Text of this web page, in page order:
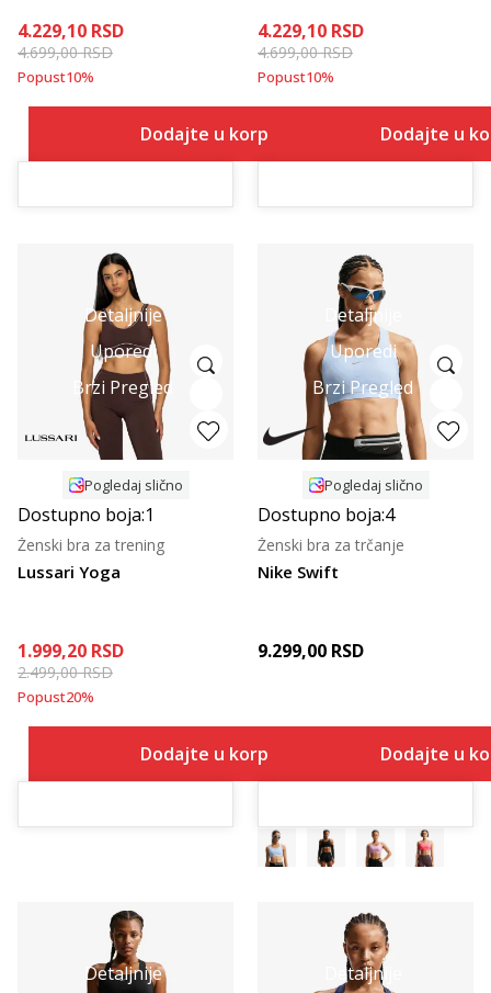
4.229,10 RSD
4.699,00RSD
Popust10%
Dodajte u korpu
4.229,10 RSD
4.699,00RSD
Popust10%
Dodajte u
Detaljnije
Uporedi
Brzi Pregled
Pogledaj slično
Dostupno boja:1
Lussari Yoga
Ženski bra za trening
1.999,20 RSD
2.499,00RSD
Popust20%
Dodajte u korpu
Detaljnije
Uporedi
Brzi Pregled
Pogledaj slično
Dostupno boja:4
Nike Swift
Ženski bra za trčanje
9.299,00 RSD
Dodajte u
Detaljnije
Detaljnije